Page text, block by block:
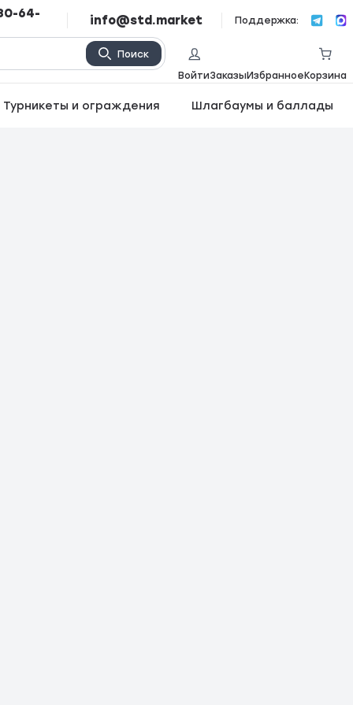
64- info@std.market Поддержка:
Поиск
ВойтиЗаказыИзбранноеКорзина
Турникеты и ограждения Шлагбаумы и баллады